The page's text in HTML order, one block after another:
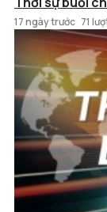
17 ngày trước 71